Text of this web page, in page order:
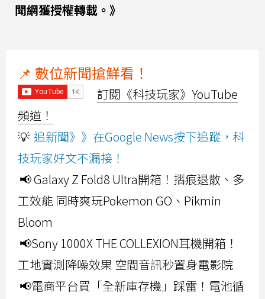
聞網獲授權轉載。》
📌 數位新聞搶鮮看！
訂閱《科技玩家》YouTube
頻道！
💡 追新聞》》在Google News按下追蹤，科
技玩家好文不漏接！
📢 Galaxy Z Fold8 Ultra開箱！摺痕退散、多
工效能 同時爽玩Pokemon GO、Pikmin
Bloom
📢Sony 1000X THE COLLEXION耳機開箱！
工地實測降噪效果 空間音訊秒置身電影院
📢電商平台買「全新庫存機」踩雷！電池循